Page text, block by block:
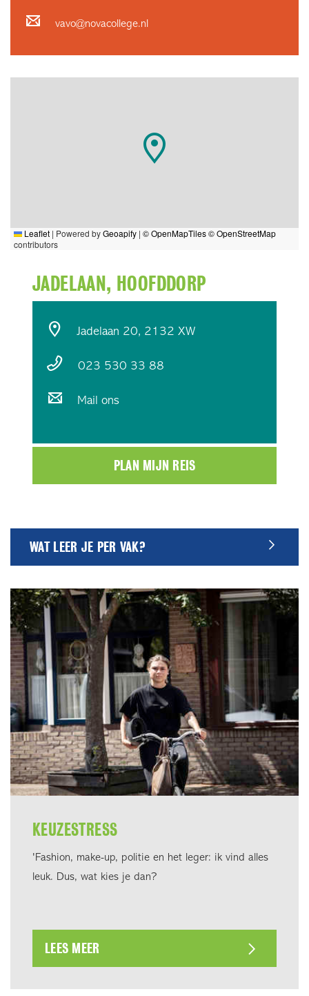
vavo@novacollege.nl
Leaflet | Powered byGeoapify | © OpenMapTiles© OpenStreetMap
contributors
JADELAAN, HOOFDDORP
Jadelaan 20, 2132 XW
023 530 33 88
Mail ons
PLAN MIJN REIS
WAT LEER JE PER VAK?
KEUZESTRESS
'Fashion, make-up, politie en het leger: ik vind alles
leuk. Dus, wat kies je dan?
LEES MEER